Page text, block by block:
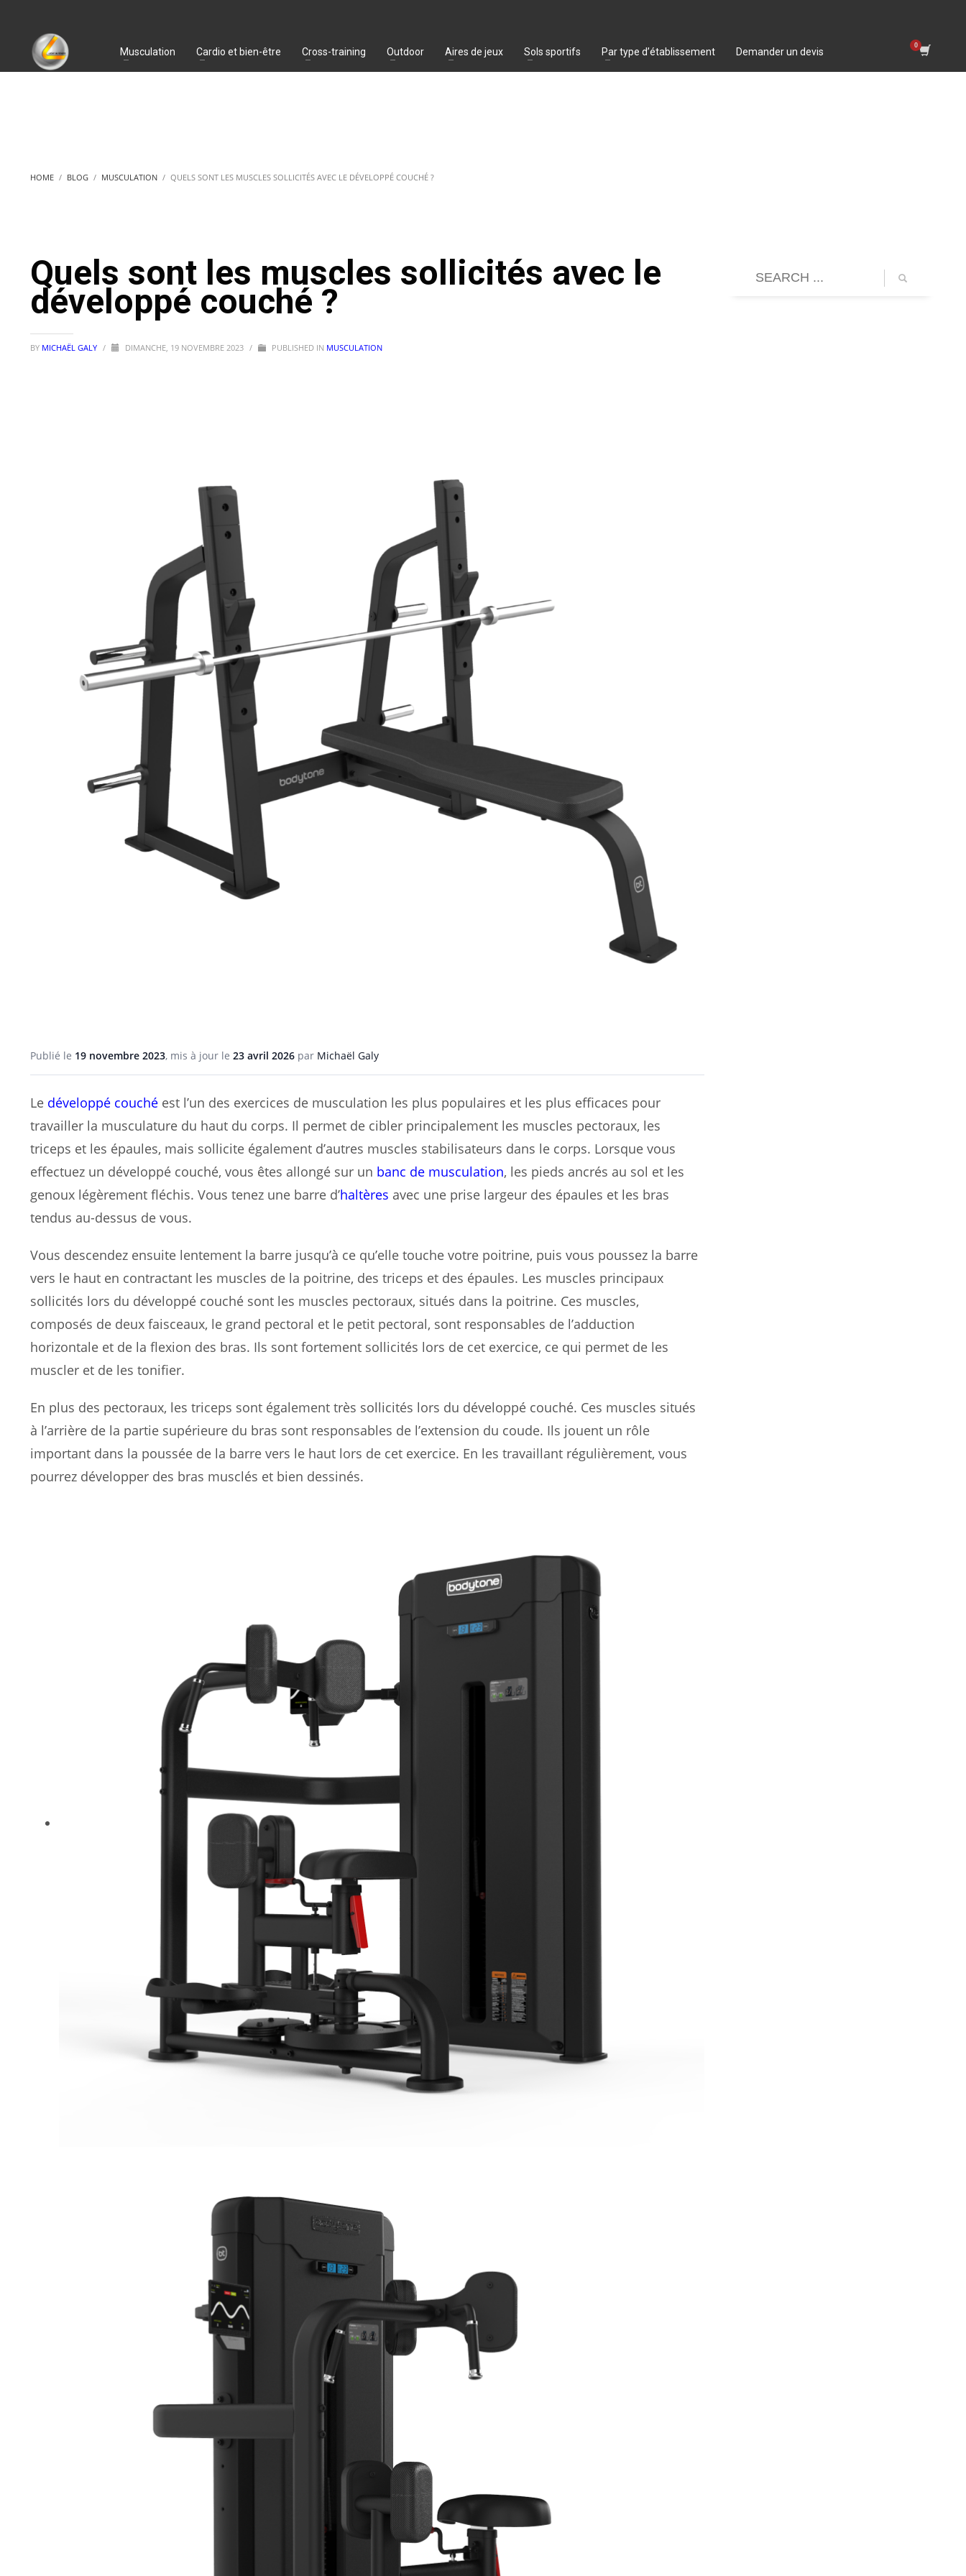
Musculation Cardio et bien-être Cross-training Outdoor Aires de jeux Sols sportifs Par type d’établissement Demander un devis
HOME BLOG MUSCULATION QUELS SONT LES MUSCLES SOLLICITÉS AVEC LE DÉVELOPPÉ COUCHÉ ?
Quels sont les muscles sollicités avec le
développé couché ?
BY MICHAËL GALY / DIMANCHE, 19 NOVEMBRE 2023 / PUBLISHED IN MUSCULATION
Publié le 19 novembre 2023, mis à jour le 23 avril 2026 par Michaël Galy
Le développé couché est l’un des exercices de musculation les plus populaires et les plus efficaces pour
travailler la musculature du haut du corps. Il permet de cibler principalement les muscles pectoraux, les
triceps et les épaules, mais sollicite également d’autres muscles stabilisateurs dans le corps. Lorsque vous
effectuez un développé couché, vous êtes allongé sur un banc de musculation, les pieds ancrés au sol et les
genoux légèrement fléchis. Vous tenez une barre d’haltères avec une prise largeur des épaules et les bras
tendus au-dessus de vous.
Vous descendez ensuite lentement la barre jusqu’à ce qu’elle touche votre poitrine, puis vous poussez la barre
vers le haut en contractant les muscles de la poitrine, des triceps et des épaules. Les muscles principaux
sollicités lors du développé couché sont les muscles pectoraux, situés dans la poitrine. Ces muscles,
composés de deux faisceaux, le grand pectoral et le petit pectoral, sont responsables de l’adduction
horizontale et de la flexion des bras. Ils sont fortement sollicités lors de cet exercice, ce qui permet de les
muscler et de les tonifier.
En plus des pectoraux, les triceps sont également très sollicités lors du développé couché. Ces muscles situés
à l’arrière de la partie supérieure du bras sont responsables de l’extension du coude. Ils jouent un rôle
important dans la poussée de la barre vers le haut lors de cet exercice. En les travaillant régulièrement, vous
pourrez développer des bras musclés et bien dessinés.